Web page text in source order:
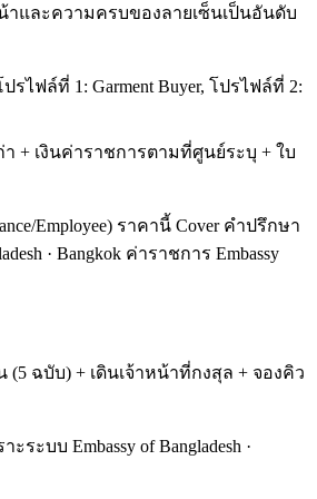
หน้าและความครบของลายเซ็นเป็นอันดับ
ไฟล์ที่ 1: Garment Buyer, โปรไฟล์ที่ 2:
า + เงินค่าราชการตามที่ศูนย์ระบุ + ใบ
Employee) ราคานี้ Cover คำปรึกษา
· Bangkok ค่าราชการ Embassy
ฉบับ) + เดินเจ้าหน้าที่กงสุล + จองคิว
บบ Embassy of Bangladesh ·